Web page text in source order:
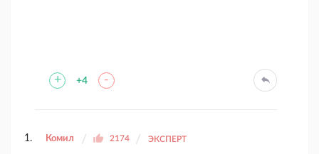
+ +4 -
Комил 2174 ЭКСПЕРТ